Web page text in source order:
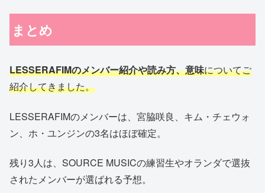
まとめ
LESSERAFIMのメンバー紹介や読み方、意味についてご
紹介してきました。
LESSERAFIMのメンバーは、宮脇咲良、キム・チェウォ
ン、ホ・ユンジンの3名はほぼ確定。
残り3人は、SOURCE MUSICの練習生やオランダで選抜
されたメンバーが選ばれる予想。